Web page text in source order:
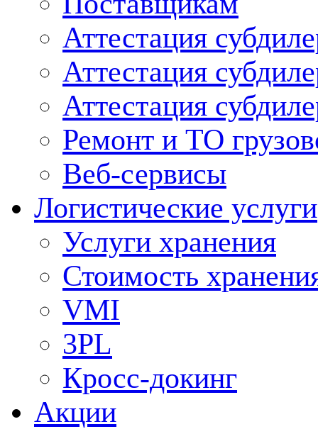
Аттестация
Аттестация
Аттестация
Ремонт и ТО
Веб-сервисы
Логистические услуги
Услуги хранения
Стоимость
VMI
3PL
Кросс-докинг
Акции